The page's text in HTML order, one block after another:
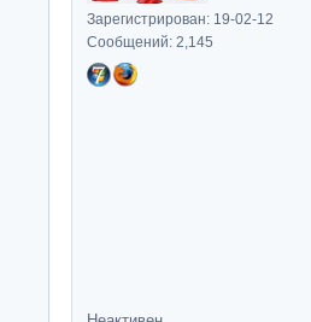
Зарегистрирован: 19-02-12
Сообщений: 2,145